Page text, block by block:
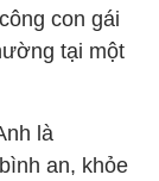
con gái
tại một
là
an, khỏe